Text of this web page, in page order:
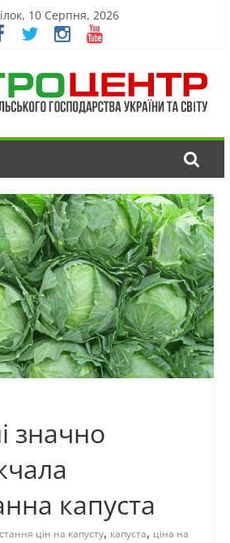
10 Серпня, 2026
значно
капуста
цін на капусту, капуста, ціна на